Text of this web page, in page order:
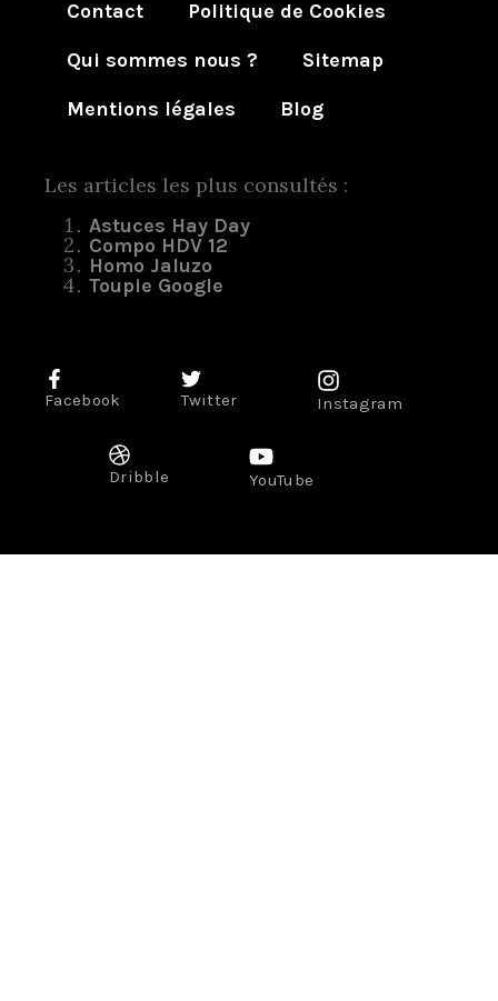
Contact
Politique de Cookies
Qui sommes nous ?
Sitemap
Mentions légales
Blog
Les articles les plus consultés :
Astuces Hay Day
Compo HDV 12
Homo Jaluzo
Toupie Google
Facebook Twitter Instagram
Dribble YouTube